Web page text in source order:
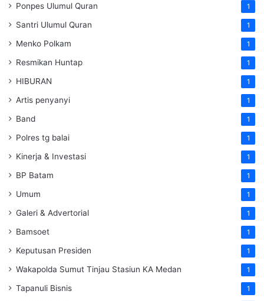
Ponpes Ulumul Quran 1
Santri Ulumul Quran 1
Menko Polkam 1
Resmikan Huntap 1
HIBURAN 1
Artis penyanyi 1
Band 1
Polres tg balai 1
Kinerja & Investasi 1
BP Batam 1
Umum 1
Galeri & Advertorial 1
Bamsoet 1
Keputusan Presiden 1
Wakapolda Sumut Tinjau Stasiun KA Medan 1
Tapanuli Bisnis 1